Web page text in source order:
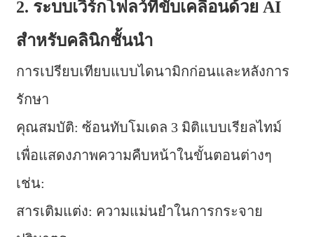
2. ระบบเวิร์กโฟลว์ที่ขับเคลื่อนด้วย AI
สำหรับคลินิกชั้นนำ
การเปรียบเทียบแบบไดนามิกก่อนและหลังการ
รักษา
คุณสมบัติ: ซ้อนทับโมเดล 3 มิติแบบเรียลไทม์
เพื่อแสดงภาพความคืบหน้าในขั้นตอนต่างๆ
เช่น:
สารเติมแต่ง: ความแม่นยำในการกระจาย